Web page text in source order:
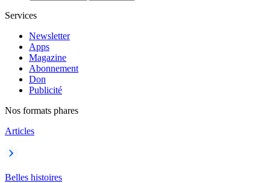
Services
Newsletter
Apps
Magazine
Abonnement
Don
Publicité
Nos formats phares
Articles
Belles histoires